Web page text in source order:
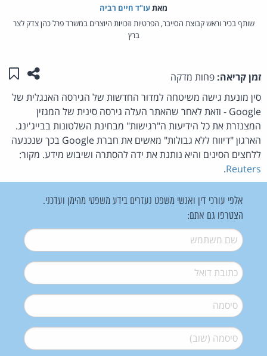
מאת‏עו"ד חיים רביה
שותף בכיר וראש קבוצת הסייבר, הפרטיות וזכויות היוצרים במשרד פרל כהן צדק לצר
ברץ
זמן קריאה: פחות מדקה שתפו
סין מונעת גישה משיטחה למדור החדשות של הגירסה האנגלית של
Google - וזאת לאחר שהאתר העלה גירסה סינית של המגזין
המצנזרת את כל הידיעות ה"רגישות" מבחינת השלטונות בבייג'ינג.
הארגון "דיווח ללא גבולות" מאשים את חברת Google בכך שנכנעה
ללחצים הסינים והיא נותנת את ידה להסתרה ושיבוש מידע. מקור:
Reuters
.
אלפי עורכי דין ואנשי משפט נעזרים בידע משפטי מהימן ועדכני.
הצטרפו גם אתם:
שם משתמש*
דואל*
סיסמה*
סיסמה (שוב)*